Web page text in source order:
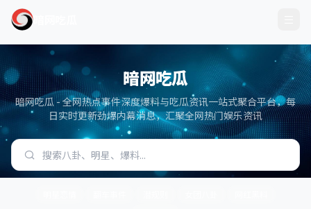
暗网吃瓜
暗网吃瓜 - 全网热点事件深度爆料与吃瓜资讯一站式聚合平台，每
日实时更新劲爆内幕消息，汇聚全网热门娱乐资讯